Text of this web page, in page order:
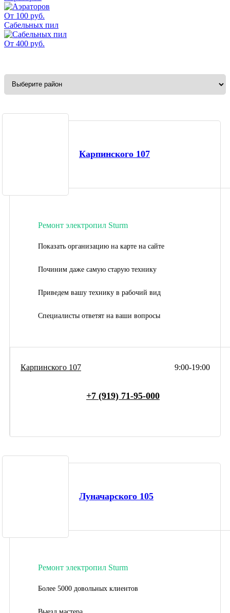
От 100 руб.
Сабельных пил
От 400 руб.
Карпинского 107
Ремонт электропил Sturm
Показать организацию на карте на сайте
Починим даже самую старую технику
Приведем вашу технику в рабочий вид
Специалисты ответят на ваши вопросы
9:00-19:00
Карпинского 107
+7 (919) 71-95-000
Луначарского 105
Ремонт электропил Sturm
Более 5000 довольных клиентов